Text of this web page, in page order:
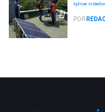
Aplican
POR